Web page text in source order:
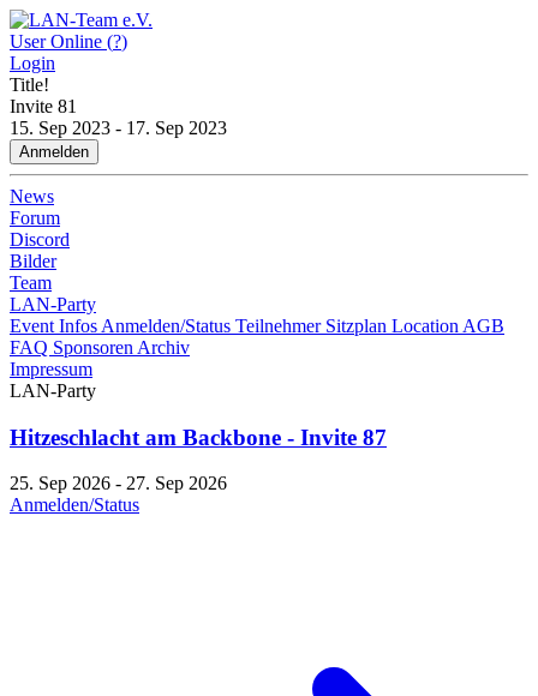
User Online (?)
Login
Title!
Invite 81
15. Sep 2023 - 17. Sep 2023
Anmelden
News
Forum
Discord
Bilder
Team
LAN-Party
Event Infos Anmelden/Status Teilnehmer Sitzplan Location AGB
FAQ Sponsoren Archiv
Impressum
LAN-Party
Hitzeschlacht am Backbone - Invite 87
25. Sep 2026 - 27. Sep 2026
Anmelden/Status